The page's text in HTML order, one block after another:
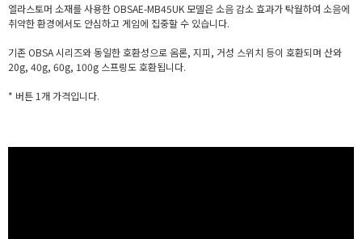
엘라스토머 소재를 사용한 OBSAE-MB45UK 모델은 소음 감소 효과가 탁월하여 소음에
취약한 환경에서도 안심하고 게임에 집중할 수 있습니다.
기존 OBSA 시리즈와 동일한 호환성으로 옴론, 지피, 거성 스위치 등이 호환되며 산와
20g, 40g, 60g, 100g 스프링도 호환됩니다.
* 버튼 1개 가격입니다.